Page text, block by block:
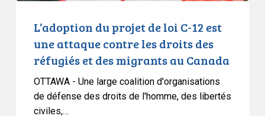
réfugiés
migrants
L’adoption du projet de loi C-12 est
une attaque contre les droits des
réfugiés et des migrants au Canada
OTTAWA - Une large coalition d'organisations
de défense des droits de l'homme, des libertés
civiles,…